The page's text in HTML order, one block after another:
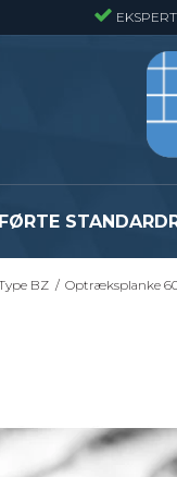
BZ / Optræksplanke